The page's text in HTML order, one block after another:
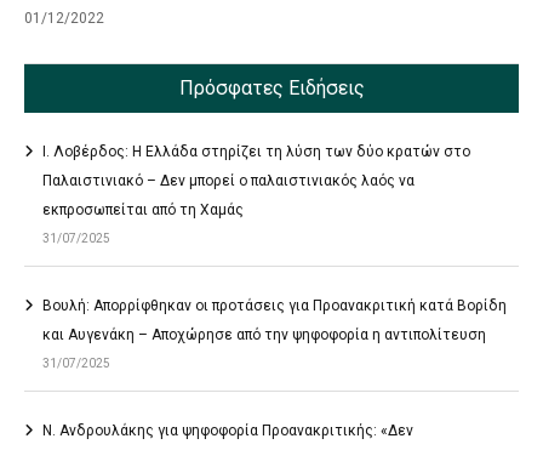
01/12/2022
Πρόσφατες Ειδήσεις
Ι. Λοβέρδος: Η Ελλάδα στηρίζει τη λύση των δύο κρατών στο
Παλαιστινιακό – Δεν μπορεί ο παλαιστινιακός λαός να
εκπροσωπείται από τη Χαμάς
31/07/2025
Βουλή: Απορρίφθηκαν οι προτάσεις για Προανακριτική κατά Βορίδη
και Αυγενάκη – Αποχώρησε από την ψηφοφορία η αντιπολίτευση
31/07/2025
Ν. Ανδρουλάκης για ψηφοφορία Προανακριτικής: «Δεν